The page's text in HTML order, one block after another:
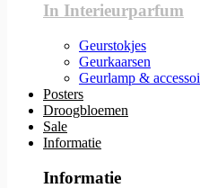
In Interieurparfum
Geurstokjes
Geurkaarsen
Geurlamp &
Posters
Droogbloemen
Sale
Informatie
Informatie